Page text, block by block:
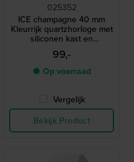
025352
ICE champagne 40 mm
Kleurrijk quartzhorloge met
siliconen kast en
geïntegreerde band
99,-
● Op voorraad
Vergelijk
Bekijk Product